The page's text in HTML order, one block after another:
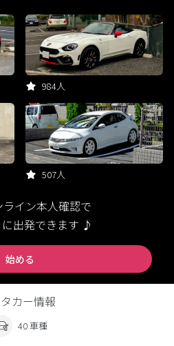
984人
507人
イン本人確認で
出発できます ♪
始める
カー情報
40 車種